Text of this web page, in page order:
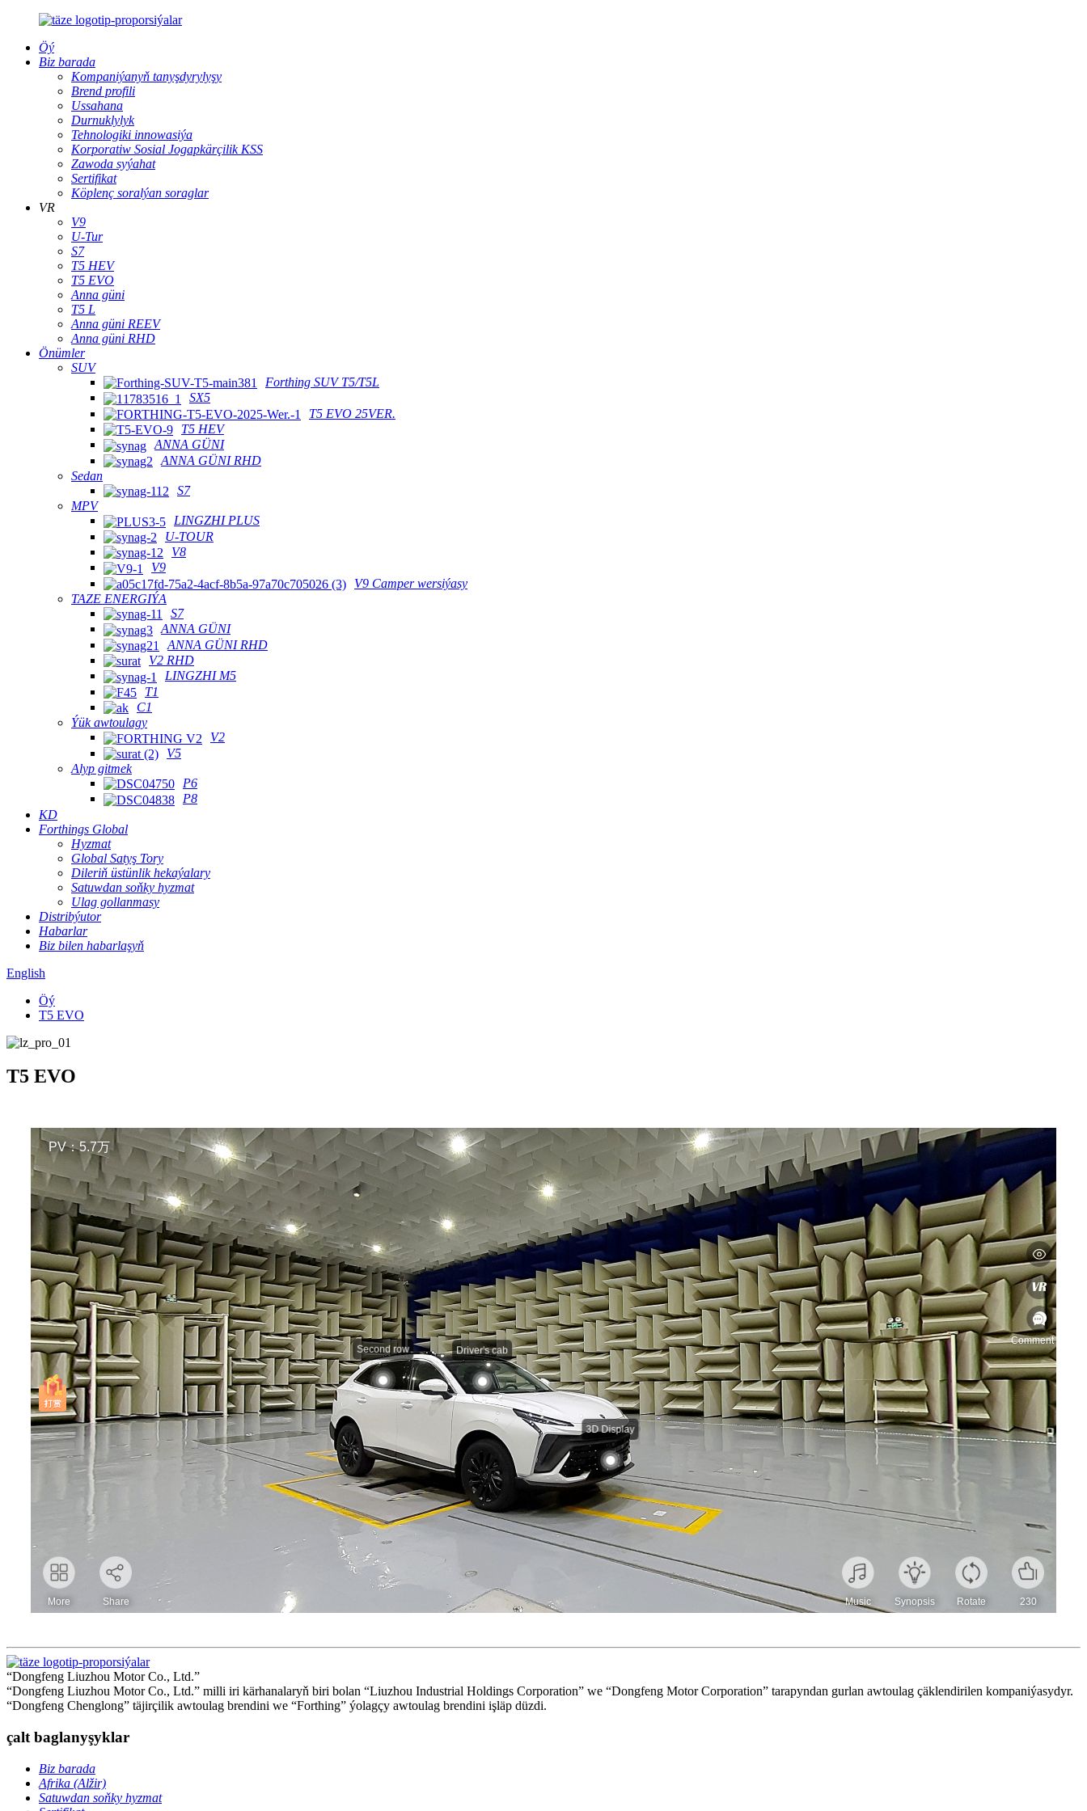
Öý
Biz barada
Kompaniýanyň tanyşdyrylyşy
Brend profili
Ussahana
Durnuklylyk
Tehnologiki innowasiýa
Korporatiw Sosial Jogapkärçilik KSS
Zawoda syýahat
Sertifikat
Köplenç soralýan soraglar
VR
V9
U-Tur
S7
T5 HEV
T5 EVO
Anna güni
T5 L
Anna güni REEV
Anna güni RHD
Önümler
SUV
Forthing SUV T5/T5L
SX5
T5 EVO 25VER.
T5 HEV
ANNA GÜNI
ANNA GÜNI RHD
Sedan
S7
MPV
LINGZHI PLUS
U-TOUR
V8
V9
V9 Camper wersiýasy
TAZE ENERGIÝA
S7
ANNA GÜNI
ANNA GÜNI RHD
V2 RHD
LINGZHI M5
T1
C1
Ýük awtoulagy
V2
V5
Alyp gitmek
P6
P8
KD
Forthings Global
Hyzmat
Global Satyş Tory
Dileriň üstünlik hekaýalary
Satuwdan soňky hyzmat
Ulag gollanmasy
Distribýutor
Habarlar
Biz bilen habarlaşyň
English
Öý
T5 EVO
T5 EVO
“Dongfeng Liuzhou Motor Co., Ltd.”
“Dongfeng Liuzhou Motor Co., Ltd.” milli iri kärhanalaryň biri bolan “Liuzhou Industrial Holdings Corporation” we “Dongfeng Motor Corporation” tarapyndan gurlan awtoulag çäklendirilen kompaniýasydyr.
“Dongfeng Chenglong” täjirçilik awtoulag brendini we “Forthing” ýolagçy awtoulag brendini işläp düzdi.
çalt baglanyşyklar
Biz barada
Afrika (Alžir)
Satuwdan soňky hyzmat